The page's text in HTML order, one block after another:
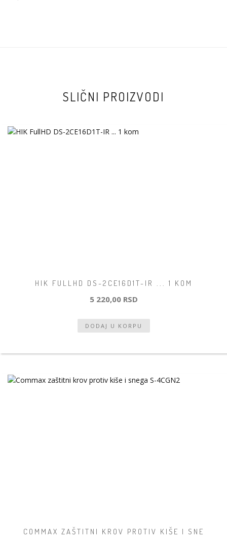
SLIČNI PROIZVODI
HIK FULLHD DS-2CE16D1T-IR ... 1 KOM
5 220,00 RSD
COMMAX ZAŠTITNI KROV PROTIV KIŠE I SNE